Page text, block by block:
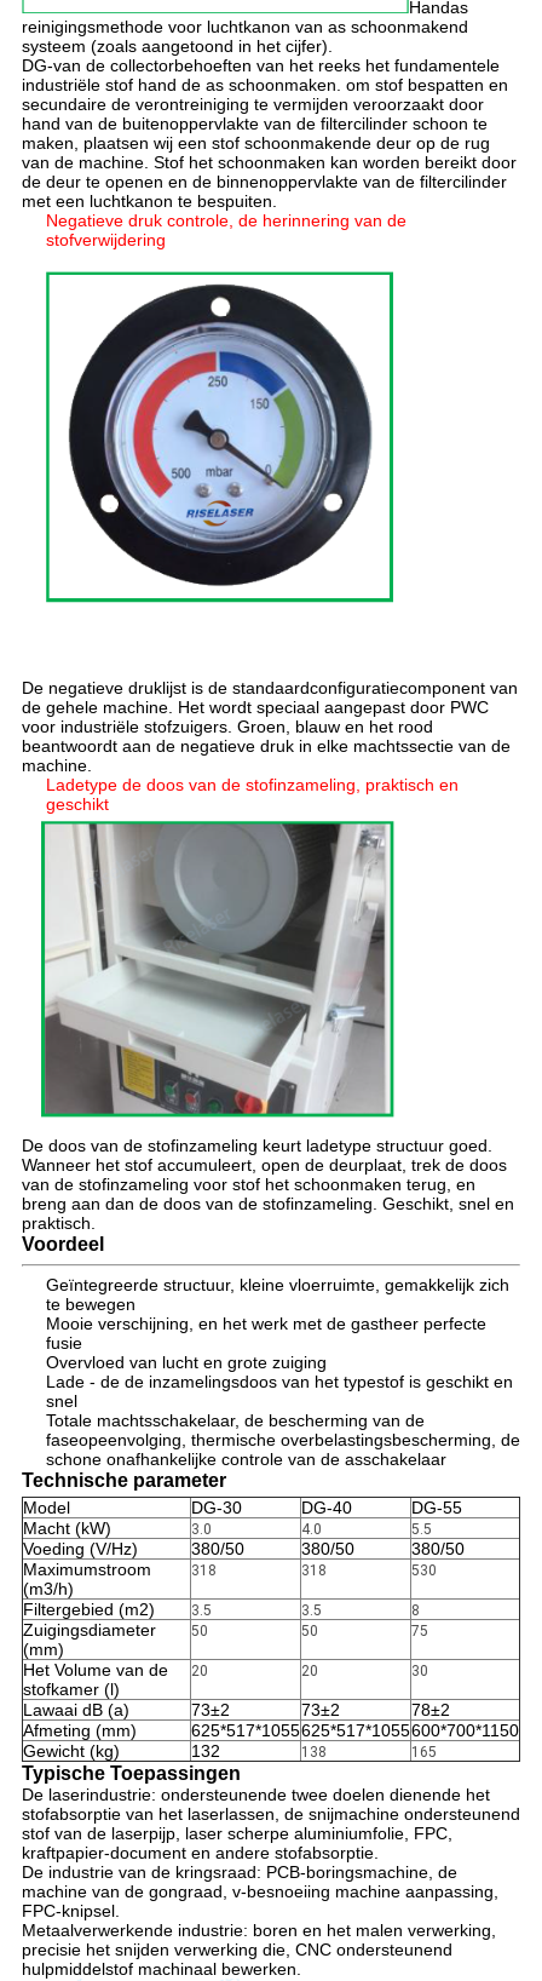
Handas
reinigingsmethode voor luchtkanon van as schoonmakend
systeem (zoals aangetoond in het cijfer).
DG-van de collectorbehoeften van het reeks het fundamentele
industriële stof hand de as schoonmaken. om stof bespatten en
secundaire de verontreiniging te vermijden veroorzaakt door
hand van de buitenoppervlakte van de filtercilinder schoon te
maken, plaatsen wij een stof schoonmakende deur op de rug
van de machine. Stof het schoonmaken kan worden bereikt door
de deur te openen en de binnenoppervlakte van de filtercilinder
met een luchtkanon te bespuiten.
Negatieve druk controle, de herinnering van de
stofverwijdering
De negatieve druklijst is de standaardconfiguratiecomponent van
de gehele machine. Het wordt speciaal aangepast door PWC
voor industriële stofzuigers. Groen, blauw en het rood
beantwoordt aan de negatieve druk in elke machtssectie van de
machine.
Ladetype de doos van de stofinzameling, praktisch en
geschikt
De doos van de stofinzameling keurt ladetype structuur goed.
Wanneer het stof accumuleert, open de deurplaat, trek de doos
van de stofinzameling voor stof het schoonmaken terug, en
breng aan dan de doos van de stofinzameling. Geschikt, snel en
praktisch.
Voordeel
Geïntegreerde structuur, kleine vloerruimte, gemakkelijk zich
te bewegen
Mooie verschijning, en het werk met de gastheer perfecte
fusie
Overvloed van lucht en grote zuiging
Lade - de de inzamelingsdoos van het typestof is geschikt en
snel
Totale machtsschakelaar, de bescherming van de
faseopeenvolging, thermische overbelastingsbescherming, de
schone onafhankelijke controle van de asschakelaar
Technische parameter
Model DG-30 DG-40
DG-55
Macht (kW)
3.0 4.0 5.5
Voeding (V/Hz) 380/50 380/50
380/50
Maximumstroom
(m3/h)
318 318 530
Filtergebied (m2) 3.5 3.5 8
Zuigingsdiameter
(mm)
50 50 75
Het Volume van de
stofkamer (l)
20 20 30
Lawaai dB (a) 73±2 73±2
78±2
Afmeting (mm)
625*517*1055625*517*1055600*700*1150
Gewicht (kg)
132 138 165
Typische Toepassingen
De laserindustrie: ondersteunende twee doelen dienende het
stofabsorptie van het laserlassen, de snijmachine ondersteunend
stof van de laserpijp, laser scherpe aluminiumfolie, FPC,
kraftpapier-document en andere stofabsorptie.
De industrie van de kringsraad: PCB-boringsmachine, de
machine van de gongraad, v-besnoeiing machine aanpassing,
FPC-knipsel.
Metaalverwerkende industrie: boren en het malen verwerking,
precisie het snijden verwerking die, CNC ondersteunend
hulpmiddelstof machinaal bewerken.